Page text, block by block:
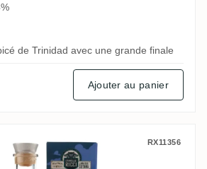
de Trinidad avec une grande finale
Ajouter au panier
Volt Face 2021 RX11356